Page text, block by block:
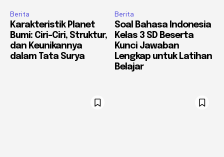
Berita
Karakteristik Planet
Bumi: Ciri-Ciri, Struktur,
dan Keunikannya
dalam Tata Surya
Berita
Soal Bahasa Indonesia
Kelas 3 SD Beserta
Kunci Jawaban
Lengkap untuk Latihan
Belajar